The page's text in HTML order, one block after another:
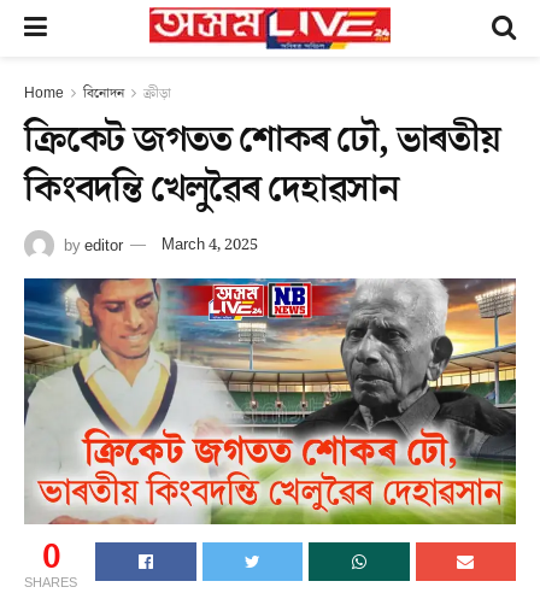
Home বিনোদন ক্ৰীড়া
ক্ৰিকেট জগতত শোকৰ ঢৌ, ভাৰতীয়
কিংবদন্তি খেলুৱৈৰ দেহাৱসান
byeditor March 4, 2025
0
SHARES